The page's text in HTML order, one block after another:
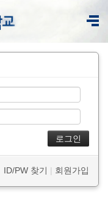
ID/PW 찾기 | 회원가입